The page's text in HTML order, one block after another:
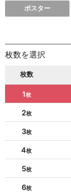
ポスター
枚数を選択
枚数
1
2
3
4
5
6